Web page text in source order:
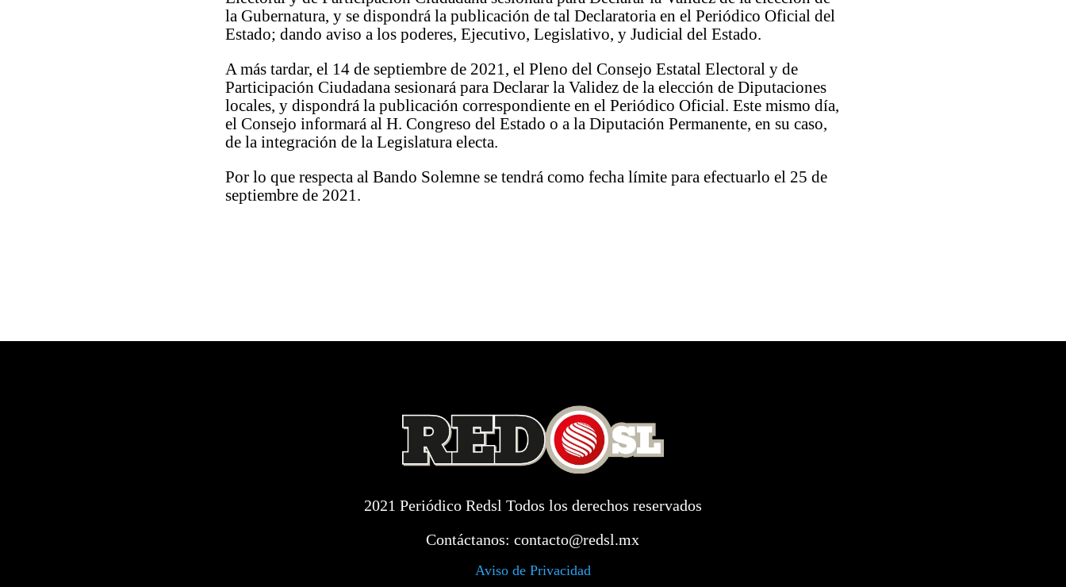
la Gubernatura, y se dispondrá la publicación de tal Declaratoria en el Periódico Oficial del
Estado; dando aviso a los poderes, Ejecutivo, Legislativo, y Judicial del Estado.
A más tardar, el 14 de septiembre de 2021, el Pleno del Consejo Estatal Electoral y de
Participación Ciudadana sesionará para Declarar la Validez de la elección de Diputaciones
locales, y dispondrá la publicación correspondiente en el Periódico Oficial. Este mismo día,
el Consejo informará al H. Congreso del Estado o a la Diputación Permanente, en su caso,
de la integración de la Legislatura electa.
Por lo que respecta al Bando Solemne se tendrá como fecha límite para efectuarlo el 25 de
septiembre de 2021.
2021 Periódico Redsl Todos los derechos reservados
Contáctanos:contacto@redsl.mx
Aviso de Privacidad